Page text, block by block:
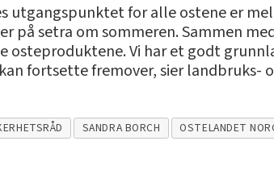
utgangspunktet for alle ostene er
på setra om sommeren. Sammen
osteproduktene. Vi har et godt
fortsette fremover, sier landbruks-
SANDRA BORCH OSTELANDET